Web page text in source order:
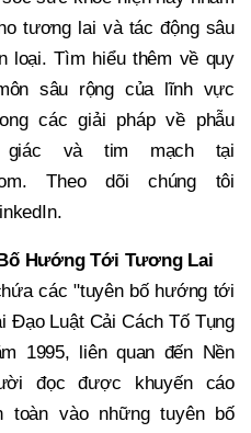
tương lai và tác động sâu
loại. Tìm hiểu thêm về quy
sâu rộng của lĩnh vực
các giải pháp về phẫu
giác và tim mạch tại
Theo dõi chúng tôi
Hướng Tới Tương Lai
các "tuyên bố hướng tới
Đạo Luật Cải Cách Tố Tụng
1995, liên quan đến Nền
đọc được khuyến cáo
toàn vào những tuyên bố